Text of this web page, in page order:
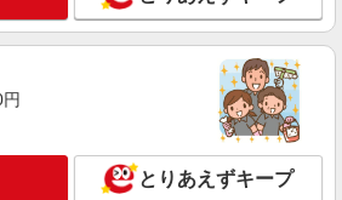
CW 新宿支店/ms130101
向けマンションstaff
時給1800円 ◆前払い・日払い・週払いOK
都中野区
詳細を見る
とりあえずキープ